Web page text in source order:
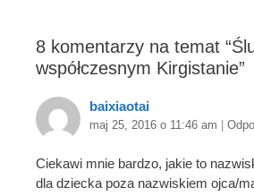
8 komentarzy na temat “
współczesnym Kirgistanie”
baixiaotai
maj 25, 2016 o 11:46 am
Ciekawi mnie bardzo, jakie to
dla dziecka poza nazwiskiem ojca/